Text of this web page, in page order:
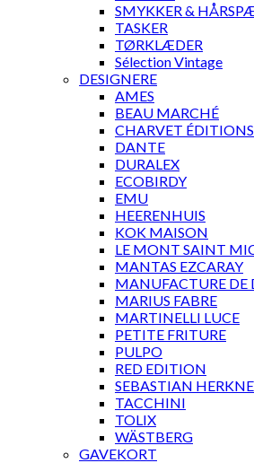
SMYKKER &
TASKER
TØRKLÆDER
Sélection Vintage
DESIGNERE
AMES
BEAU MARCHÉ
CHARVET ÉDITIONS
DANTE
DURALEX
ECOBIRDY
EMU
HEERENHUIS
KOK MAISON
LE MONT SAINT
MANTAS EZCARAY
MANUFACTURE DE
MARIUS FABRE
MARTINELLI LUCE
PETITE FRITURE
PULPO
RED EDITION
SEBASTIAN
TACCHINI
TOLIX
WÄSTBERG
GAVEKORT